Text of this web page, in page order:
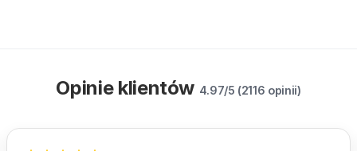
Opinie klientów 4.97/5 (2116 opinii)